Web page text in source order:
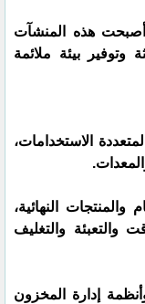
أصبحت هذه المنشآت
وتوفير بيئة ملائمة
الاستخدامات،
النهائية،
والتعبئة والتغليف
إدارة المخزون